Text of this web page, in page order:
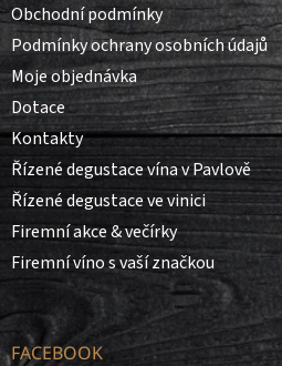
Obchodní podmínky
Podmínky ochrany osobních údajů
Moje objednávka
Dotace
Kontakty
Řízené degustace vína v Pavlově
Řízené degustace ve vinici
Firemní akce & večírky
Firemní víno s vaší značkou
FACEBOOK